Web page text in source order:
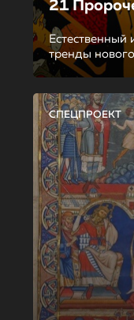
21
Естественный
тренды
СПЕЦПРОЕКТ